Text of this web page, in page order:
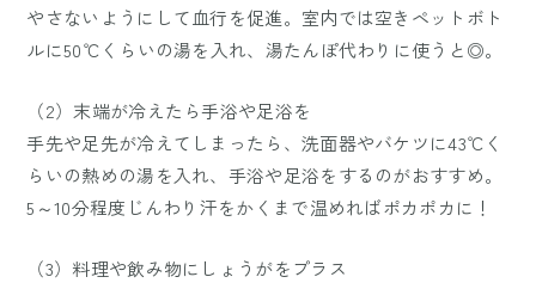
やさないようにして血行を促進。室内では空きペットボト
ルに50℃くらいの湯を入れ、湯たんぽ代わりに使うと◎。
（2）末端が冷えたら手浴や足浴を
手先や足先が冷えてしまったら、洗面器やバケツに43℃く
らいの熱めの湯を入れ、手浴や足浴をするのがおすすめ。
5～10分程度じんわり汗をかくまで温めればポカポカに！
（3）料理や飲み物にしょうがをプラス